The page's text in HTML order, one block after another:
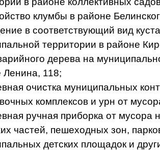
клумбы в районе
в соответствующий вид
территории в районе
дерева на
Ленина, 118;
очистка муниципальных
комплексов и урн от
ручная приборка от мусора
частей, пешеходных зон,
детских площадок и